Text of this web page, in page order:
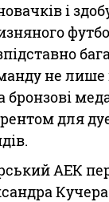
і
не
для
АЕК